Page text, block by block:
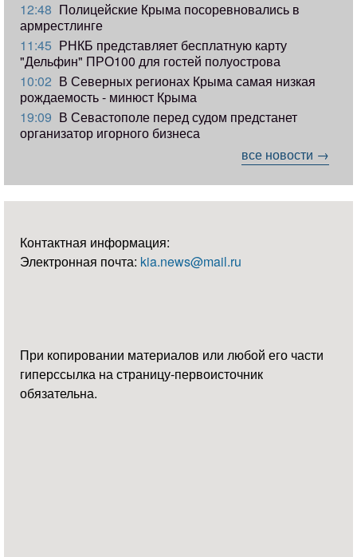
12:48 Полицейские Крыма посоревновались в
армрестлинге
11:45 РНКБ представляет бесплатную карту
"Дельфин" ПРО100 для гостей полуострова
10:02 В Северных регионах Крыма самая низкая
рождаемость - минюст Крыма
19:09 В Севастополе перед судом предстанет
организатор игорного бизнеса
все новости →
Контактная информация:
Электронная почта: kia.news@mail.ru
При копировании материалов или любой его части
гиперссылка на страницу-первоисточник
обязательна.